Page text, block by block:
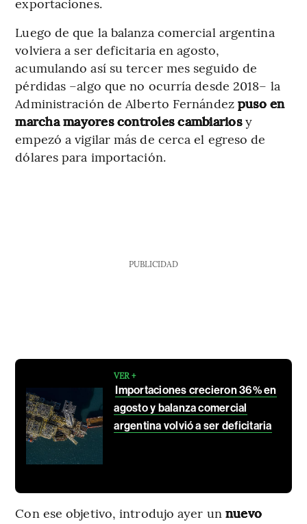
Luego de que la balanza comercial argentina
volviera a ser deficitaria en agosto,
acumulando así su tercer mes seguido de
pérdidas –algo que no ocurría desde 2018– la
Administración de Alberto Fernández puso en
marcha mayores controles cambiariosy
empezó a vigilar más de cerca el egreso de
dólares para importación.
PUBLICIDAD
VER +
Importaciones crecieron 36% en
agosto y balanza comercial
argentina volvió a ser deficitaria
Con ese objetivo, introdujo ayer un nuevo